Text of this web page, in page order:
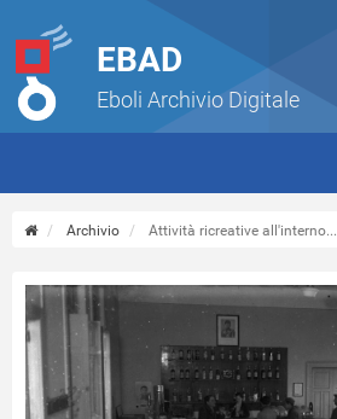
EBAD
Eboli Archivio Digitale
Archivio Attività ricreative all'interno...